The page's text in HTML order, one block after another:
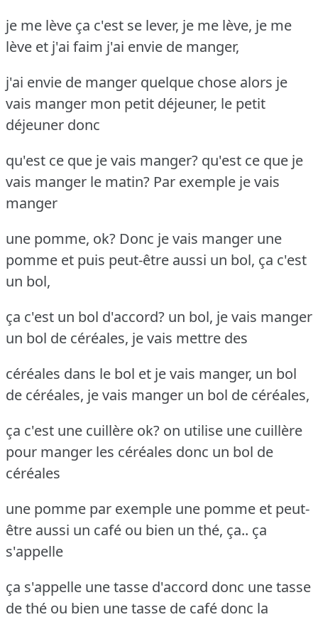
je me lève ça c'est se lever, je me lève, je me
lève et j'ai faim j'ai envie de manger,
j'ai envie de manger quelque chose alors je
vais manger mon petit déjeuner, le petit
déjeuner donc
qu'est ce que je vais manger? qu'est ce que je
vais manger le matin? Par exemple je vais
manger
une pomme, ok? Donc je vais manger une
pomme et puis peut-être aussi un bol, ça c'est
un bol,
ça c'est un bol d'accord? un bol, je vais manger
un bol de céréales, je vais mettre des
céréales dans le bol et je vais manger, un bol
de céréales, je vais manger un bol de céréales,
ça c'est une cuillère ok? on utilise une cuillère
pour manger les céréales donc un bol de
céréales
une pomme par exemple une pomme et peut-
être aussi un café ou bien un thé, ça.. ça
s'appelle
ça s'appelle une tasse d'accord donc une tasse
de thé ou bien une tasse de café donc la